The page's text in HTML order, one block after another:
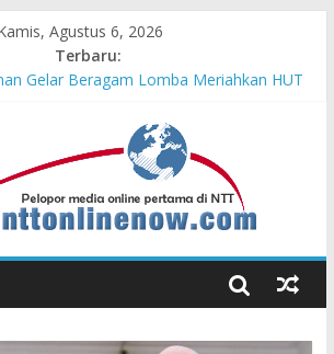
Agustus 6, 2026
Terbaru:
UGM-Undana Jadi Pedoman Bangun
Gelar Beragam Lomba Meriahkan HUT
Perkuat Kemampuan Pertahanan Udara
Maritim Modern
di Nonotbatan: Listrik Masuk Desa, PLN
Semarakkan 11 Kota di Jawa Timur